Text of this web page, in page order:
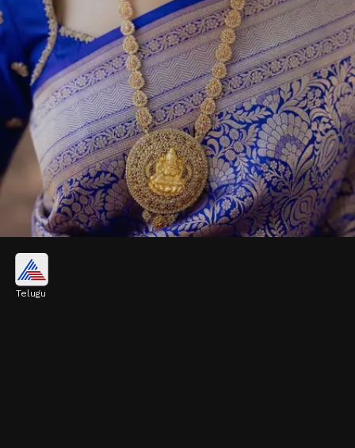
గోల్డ్ పూసల దండతో ఉన్న ఈ రౌండ్ పెండెంట్ లక్ష్మీ నెక్లెస్
Telugu